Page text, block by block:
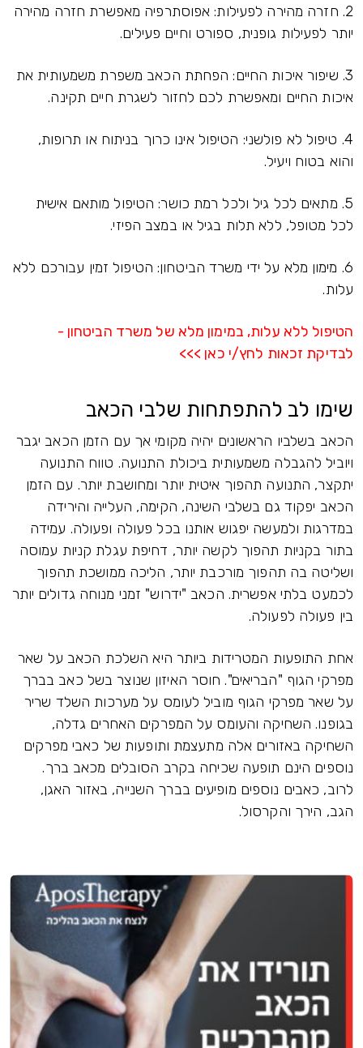
2. חזרה מהירה לפעילות: אפוסתרפיה מאפשרת חזרה מהירה
יותר לפעילות גופנית, ספורט וחיים פעילים.
3. שיפור איכות החיים: הפחתת הכאב משפרת משמעותית את
איכות החיים ומאפשרת לכם לחזור לשגרת חיים תקינה.
4. טיפול לא פולשני: הטיפול אינו כרוך בניתוח או תרופות,
והוא בטוח ויעיל.
5. מתאים לכל גיל ולכל רמת כושר: הטיפול מותאם אישית
לכל מטופל, ללא תלות בגיל או במצב הפיזי.
6. מימון מלא על ידי משרד הביטחון: הטיפול זמין עבורכם ללא
עלות.
הטיפול ללא עלות, במימון מלא של משרד הביטחון -
לבדיקת זכאות לחץ/י כאן >>>
שימו לב להתפתחות שלבי הכאב
הכאב בשלביו הראשונים יהיה מקומי אך עם הזמן הכאב יגבר
ויוביל להגבלה משמעותית ביכולת התנועה. טווח התנועה
יתקצר, התנועה תהפוך איטית יותר ומחושבת יותר. עם הזמן
הכאב יפקוד גם בשלבי השינה, הקימה, העלייה והירידה
במדרגות ולמעשה יפגוש אותנו בכל פעולה ופעולה. עמידה
בתור בקניות תהפוך לקשה יותר, דחיפת עגלת קניות עמוסה
ושליטה בה תהפוך מורכבת יותר, הליכה ממושכת תהפוך
לכמעט בלתי אפשרית. הכאב "ידרוש" זמני מנוחה גדולים יותר
בין פעולה לפעולה.
אחת התופעות המטרידות ביותר היא השלכת הכאב על שאר
מפרקי הגוף "הבריאים". חוסר האיזון שנוצר בשל כאב בברך
על שאר מפרקי הגוף מוביל לעומס על מערכות השלד שריר
בגופנו. השחיקה והעומס על המפרקים האחרים גדלה,
השחיקה באזורים אלה מתעצמת ותופעות של כאבי מפרקים
נוספים הינם תופעה שכיחה בקרב הסובלים מכאב ברך.
לרוב, כאבים נוספים מופיעים בברך השנייה, באזור האגן,
הגב, הירך והקרסול.